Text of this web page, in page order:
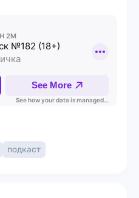
подкаст